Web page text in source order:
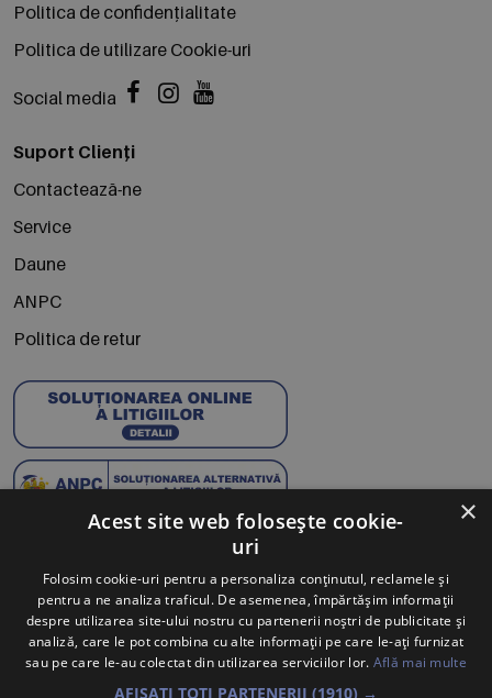
Politica de confidențialitate
Politica de utilizare Cookie-uri
Social media
Suport Clienți
Contactează-ne
Service
Daune
ANPC
Politica de retur
Abonează-te la Newsletter
Te anunțăm când avem oferte noi și promoții la mărcile
tale preferate.
×
Acest site web folosește cookie-
uri
Folosim cookie-uri pentru a personaliza conținutul, reclamele și
pentru a ne analiza traficul. De asemenea, împărtășim informații
despre utilizarea site-ului nostru cu partenerii noștri de publicitate și
analiză, care le pot combina cu alte informații pe care le-ați furnizat
sau pe care le-au colectat din utilizarea serviciilor lor. Află mai multe
AFIȘAȚI TOȚI PARTENERII (1910) →